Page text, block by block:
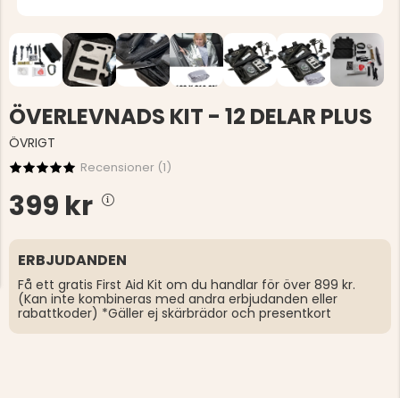
ÖVERLEVNADS KIT - 12 DELAR PLUS
ÖVRIGT
Recensioner (1)
399 kr
ERBJUDANDEN
Få ett gratis First Aid Kit om du handlar för över 899 kr.
(Kan inte kombineras med andra erbjudanden eller
rabattkoder) *Gäller ej skärbrädor och presentkort